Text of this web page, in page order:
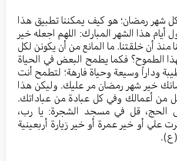
شهر رمضان؛ هو كيف يمكننا تطبيق هذا
أيام هذا الشهر المبارك: اللهم اجعله خير
منذ أن خلقتنا. ما المانع من أن يكونن لكل
الطموح؟ فكما يطمح البعض في الحياة
وداراً وسيعة وحياة فارهة؛ لتطمح أنت
خير شهر رمضان مر عليك. وليكن هذا
أعمالك وفي كل عبادة من عباداتك.
الحج، قل في مسجد الشجرة: يا رب،
علي أو خير عمرة أو خير زيارة أربعينية
(ع).